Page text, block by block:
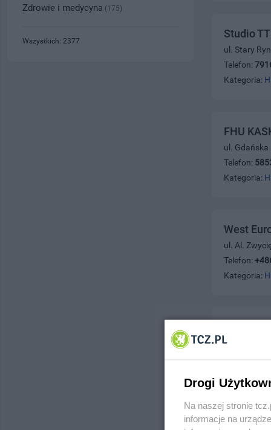
Studio
ul. Stary
Telefon:
Kategoria:
FHU
ul. Gdańska
Telefon:
Kategoria:
West
ul. Al.
Telefon:
Kategoria:
ul.
Zdrowie i medycyna (175)
Wszystkich: 2377
Drogi
Na naszej stronie
informacje na